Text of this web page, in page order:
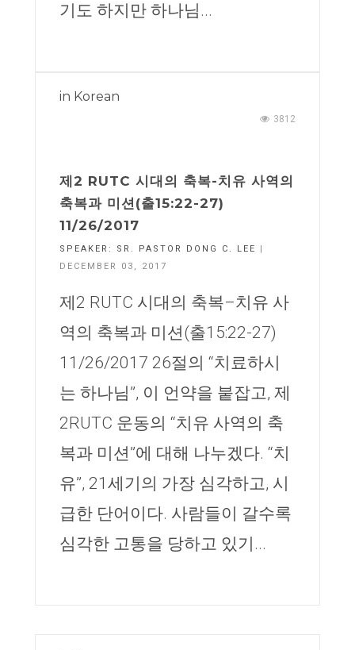
기도 하지만 하나님...
in Korean
3812
제2 RUTC 시대의 축복-치유 사역의
축복과 미션(출15:22-27)
11/26/2017
SPEAKER: SR. PASTOR DONG C. LEE
|
DECEMBER 03, 2017
제2 RUTC 시대의 축복–치유 사
역의 축복과 미션(출15:22-27)
11/26/2017 26절의 “치료하시
는 하나님”, 이 언약을 붙잡고, 제
2RUTC 운동의 “치유 사역의 축
복과 미션”에 대해 나누겠다. “치
유”, 21세기의 가장 심각하고, 시
급한 단어이다. 사람들이 갈수록
심각한 고통을 당하고 있기...